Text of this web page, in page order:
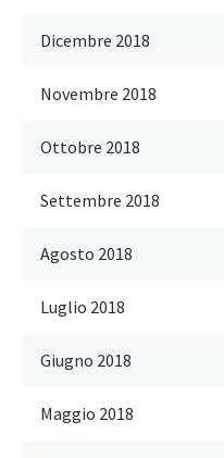
Dicembre 2018
Novembre 2018
Ottobre 2018
Settembre 2018
Agosto 2018
Luglio 2018
Giugno 2018
Maggio 2018